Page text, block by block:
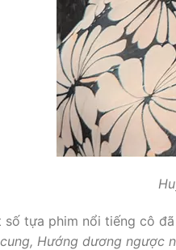
số tựa phim nổi tiếng cô
Hướng dương ngược